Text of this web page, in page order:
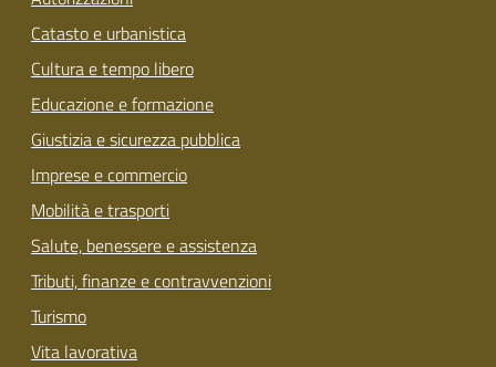
Catasto e urbanistica
Cultura e tempo libero
Educazione e formazione
Giustizia e sicurezza pubblica
Imprese e commercio
Mobilità e trasporti
Salute, benessere e assistenza
Tributi, finanze e contravvenzioni
Turismo
Vita lavorativa